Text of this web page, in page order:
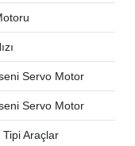
Servo Motor
Servo Motor
Tipi Araçlar